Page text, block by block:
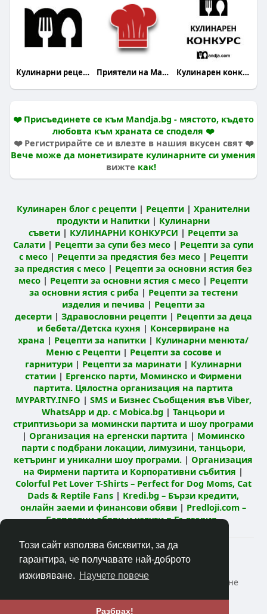
Този сайт използва бисквитки, за да
гарантира, че получавате най-доброто
изживяване. Научете повече
Разбрах!
Кулинарни рецепти Приятели на Mandja.bg Кулинарен конкурс
❤️ Присъединете се към Mandja.bg - мястото, където
любовта към храната се споделя ❤️
❤️ Регистрирайте се и влезте в нашия вкусен свят ❤️
Вече може да монетизирате кулинарните си умения
вижте как!
Кулинарен блог с рецепти | Рецепти |Хранителни
продукти и Напитки | Кулинарни
съвети| КУЛИНАРНИ КОНКУРСИ | Рецепти за
Салати | Рецепти за супи без месо | Рецепти за супи
с месо| Рецепти за предястия без месо| Рецепти
за предястия с месо | Рецепти за основни ястия без
месо | Рецепти за основни ястия с месо | Рецепти
за основни ястия с риба | Рецепти за тестени
изделия и печива | Рецепти за
десерти| Здравословни рецепти| Рецепти за деца
и бебета/Детска кухня | Консервиране на
храна | Рецепти за напитки | Кулинарни менюта/
Меню с Рецепти| Рецепти за сосове и
гарнитури | Рецепти за маринати | Кулинарни
статии | Ергенско парти, Моминско и Фирмени
партита. Цялостна организация на партита
MYPARTY.INFO | SMS и Бизнес Съобщения във Viber,
WhatsApp и др. с Mobica.bg |Танцьори и
стриптизьори за момински партита и шоу програми
| Организация на ергенски партита | Моминско
парти с подбрани локации, лимузини, танцьори,
кетъринг и уникални шоу програми. |Организация
на Фирмени партита и Корпоративни събития |
Colorful Pet Lover T-Shirts – Perfect for Dog Moms, Cat
Dads & Reptile Fans | Kredi.bg – Бързи кредити,
онлайн заеми и финансови обяви | Predloji.com –
Безплатни обяви и услуги в България
© 2026 Кулинарна мрежа Mandja.bg
Начало
Политика за поверителност
Условия за ползване